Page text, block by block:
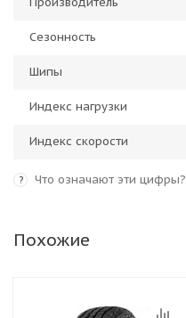
Сезонность
Шипы
Индекс нагрузки
Индекс скорости
? Что означают эти цифры?
Похожие